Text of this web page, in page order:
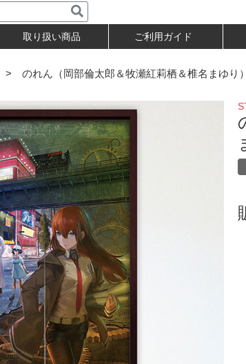
取り扱い商品 ご利用ガイド
> のれん（岡部倫太郎＆牧瀬紅莉栖＆椎名まゆり）